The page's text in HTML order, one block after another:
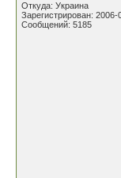
Откуда: Украина
Зарегистрирован: 2006-
Сообщений: 5185